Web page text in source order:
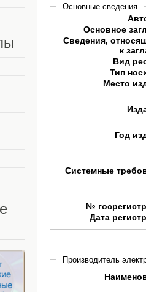
Основные сведения
Основное
Сведения,
к
Вид
Тип
Место
Год
Системные
№
Дата
Производитель